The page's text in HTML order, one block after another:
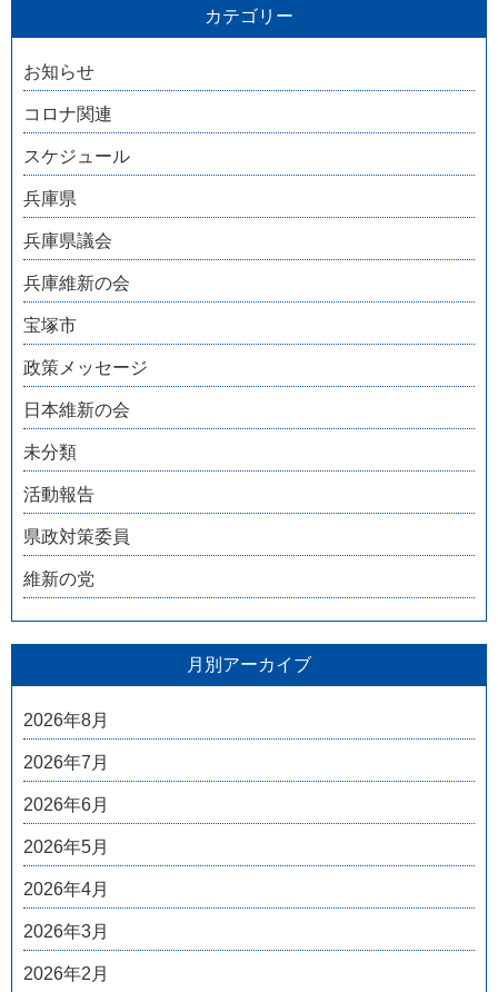
カテゴリー
お知らせ
コロナ関連
スケジュール
兵庫県
兵庫県議会
兵庫維新の会
宝塚市
政策メッセージ
日本維新の会
未分類
活動報告
県政対策委員
維新の党
月別アーカイブ
2026年8月
2026年7月
2026年6月
2026年5月
2026年4月
2026年3月
2026年2月